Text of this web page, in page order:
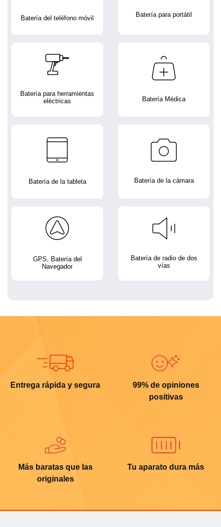
Batería del teléfono móvil Batería para portátil
Batería para herramientas
eléctricas
Batería Médica
Batería de la tableta Batería de la cámara
GPS, Batería del
Navegador
Batería de radio de dos
vías
Entrega rápida y segura
99% de opiniones
positivas
Más baratas que las
originales
Tu aparato dura más